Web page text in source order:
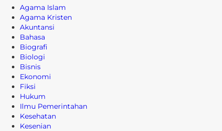
Agama Islam
Agama Kristen
Akuntansi
Bahasa
Biografi
Biologi
Bisnis
Ekonomi
Fiksi
Hukum
Ilmu Pemerintahan
Kesehatan
Kesenian